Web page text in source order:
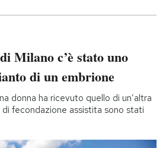
Milano c’è stato uno
di un embrione
donna ha ricevuto quello di un’altra
fecondazione assistita sono stati